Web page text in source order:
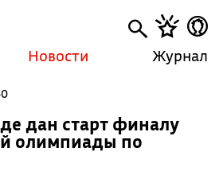
Новости Журнал
дан старт финалу
олимпиады по